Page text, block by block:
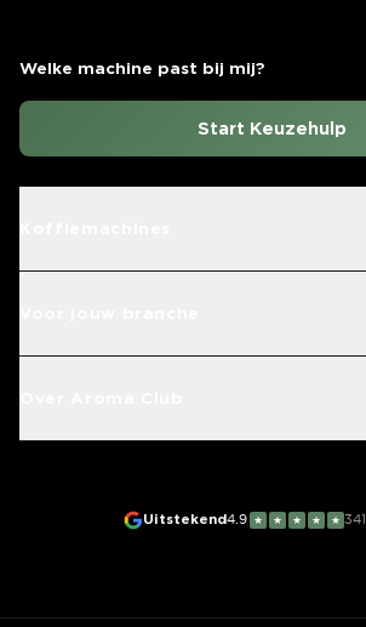
Welke machine past bij mij?
Start Keuzehulp
Uitstekend4.9 ★ ★ ★ ★ ★ 341